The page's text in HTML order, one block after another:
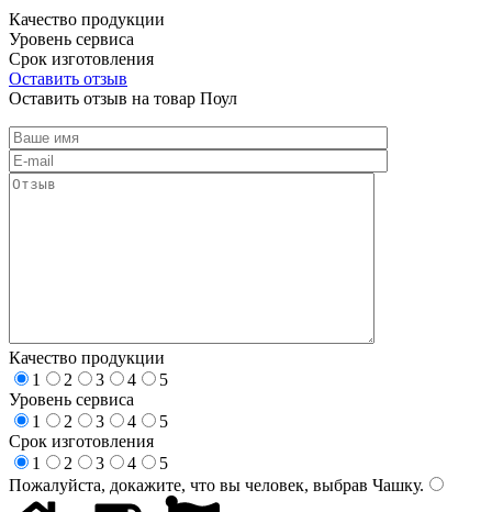
Качество продукции
Уровень сервиса
Срок изготовления
Оставить отзыв
Оставить отзыв на товар Поул
Качество продукции
1
2 3 4
5
Уровень сервиса
1
2 3 4
5
Срок изготовления
1
2 3 4
5
Пожалуйста, докажите, что вы человек, выбрав Чашку.